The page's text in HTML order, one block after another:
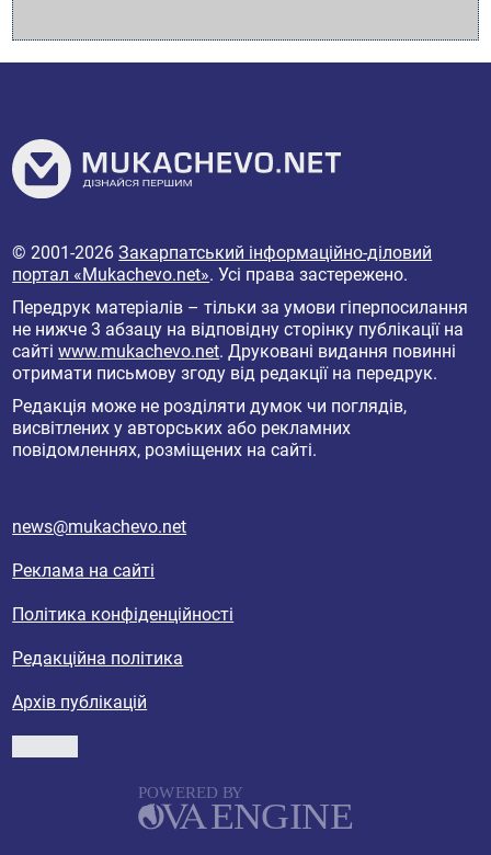
© 2001-2026Закарпатський інформаційно-діловий
портал «Mukachevo.net». Усі права застережено.
Передрук матеріалів – тільки за умови гіперпосилання
не нижче 3 абзацу на відповідну сторінку публікації на
сайтіwww.mukachevo.net. Друковані видання повинні
отримати письмову згоду від редакції на передрук.
Редакція може не розділяти думок чи поглядів,
висвітлених у авторських або рекламних
повідомленнях, розміщених на сайті.
news@mukachevo.net
Реклама на сайті
Політика конфіденційності
Редакційна політика
Архів публікацій